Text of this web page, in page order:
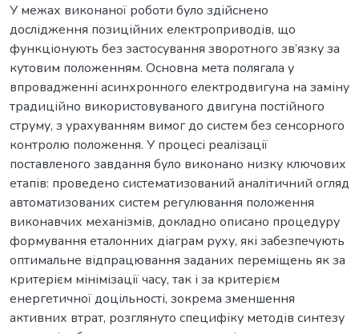
У межах виконаної роботи було здійснено
дослідження позиційних електроприводів, що
функціонують без застосування зворотного зв’язку за
кутовим положенням. Основна мета полягала у
впровадженні асинхронного електродвигуна на заміну
традиційно використовуваного двигуна постійного
струму, з урахуванням вимог до систем без сенсорного
контролю положення. У процесі реалізації
поставленого завдання було виконано низку ключових
етапів: проведено систематизований аналітичний огляд
автоматизованих систем регулювання положення
виконавчих механізмів, докладно описано процедуру
формування еталонних діаграм руху, які забезпечують
оптимальне відпрацювання заданих переміщень як за
критерієм мінімізації часу, так і за критерієм
енергетичної доцільності, зокрема зменшення
активних втрат, розглянуто специфіку методів синтезу